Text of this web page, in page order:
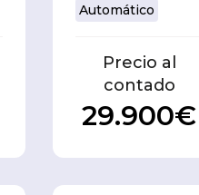
Automático
Precio al
contado
29.900€